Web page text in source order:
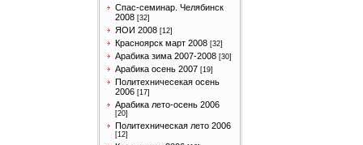
Спас-семинар. Челябинск
2008 [32]
ЯОИ 2008 [12]
Красноярск март 2008 [32]
Арабика зима 2007-2008 [30]
Арабика осень 2007 [19]
Политехничесекая осень
2006 [17]
Арабика лето-осень 2006
[20]
Политехническая лето 2006
[12]